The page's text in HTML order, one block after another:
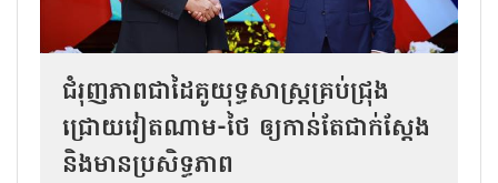
ជំរុញភាពជាដៃគូយុទ្ធសាស្ត្រគ្រប់ជ្រុង
ជ្រោយវៀតណាម-ថៃ ឲ្យកាន់តែជាក់ស្ដែង
និងមានប្រសិទ្ធភាព